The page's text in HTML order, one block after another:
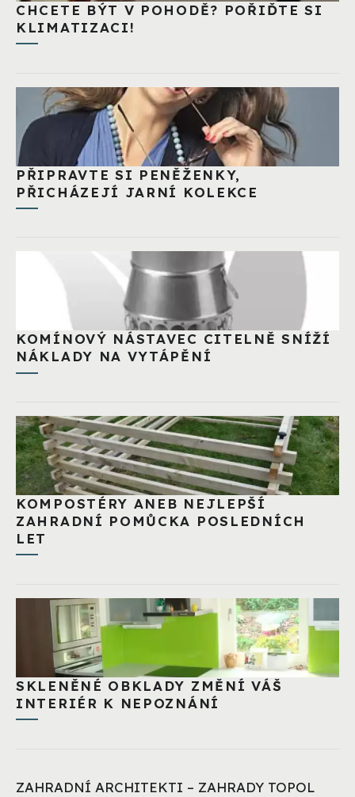
CHCETE BÝT V POHODĚ? POŘIĎTE SI
KLIMATIZACI!
PŘIPRAVTE SI PENĚŽENKY,
PŘICHÁZEJÍ JARNÍ KOLEKCE
KOMÍNOVÝ NÁSTAVEC CITELNĚ SNÍŽÍ
NÁKLADY NA VYTÁPĚNÍ
KOMPOSTÉRY ANEB NEJLEPŠÍ
ZAHRADNÍ POMŮCKA POSLEDNÍCH
LET
SKLENĚNÉ OBKLADY ZMĚNÍ VÁŠ
INTERIÉR K NEPOZNÁNÍ
ZAHRADNÍ ARCHITEKTI – ZAHRADY TOPOL